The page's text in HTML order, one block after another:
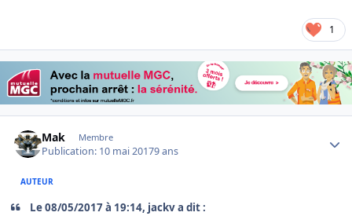
1
Mak Membre
Publication: 10 mai 20179 ans
AUTEUR
Le ‎08‎/‎05‎/‎2017 à 19:14, jackv a dit :